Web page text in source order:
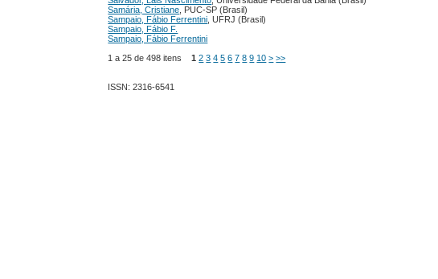
Samária, Cristiane , PUC-SP (Brasil)
Sampaio, Fábio Ferrentini , UFRJ (Brasil)
Sampaio, Fábio F.
Sampaio, Fábio Ferrentini
1 a 25 de 498 itens1 2 3 4 5 6 7 8 9 10 > >>
ISSN: 2316-6541